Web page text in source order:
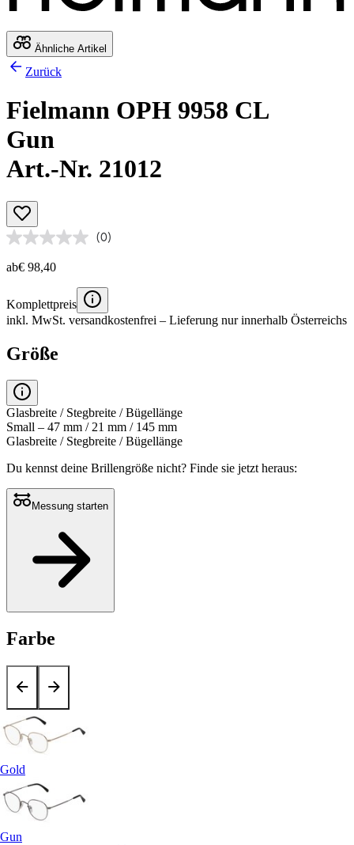
Ähnliche Artikel
Zurück
Fielmann OPH 9958 CL
Gun
Art.-Nr. 21012
(0)
ab€ 98,40
Komplettpreis
inkl. MwSt. versandkostenfrei – Lieferung nur innerhalb Österreichs
Größe
Glasbreite / Stegbreite / Bügellänge
Small – 47 mm / 21 mm / 145 mm
Glasbreite / Stegbreite / Bügellänge
Du kennst deine Brillengröße nicht? Finde sie jetzt heraus:
Messung starten
Farbe
Gold
Gun